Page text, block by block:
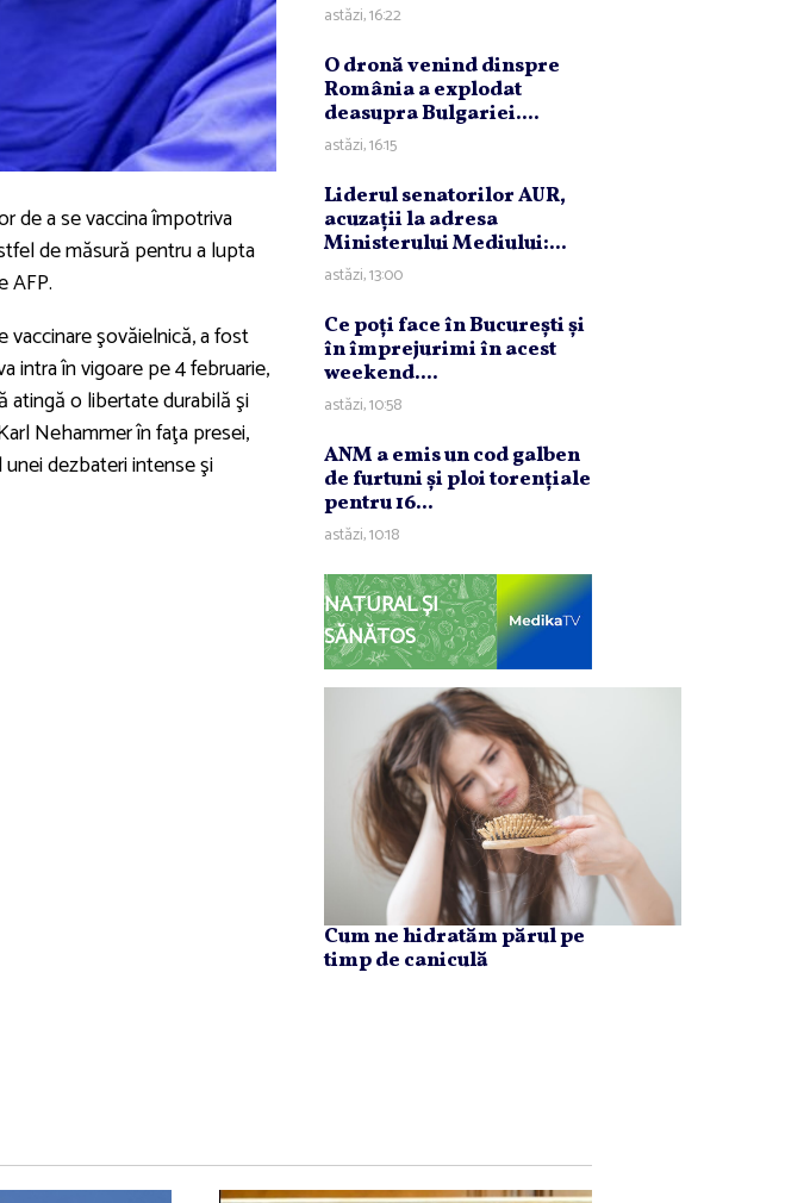
de a se vaccina împotriva
de măsură pentru a lupta
AFP.
şovăielnică, a fost
intra în vigoare pe 4 februarie,
atingă o libertate durabilă şi
Nehammer în faţa presei,
dezbateri intense şi
astăzi, 16:22
O dronă venind dinspre
România a explodat
deasupra Bulgariei....
astăzi, 16:15
Liderul senatorilor AUR,
acuzaţii la adresa
Ministerului Mediului:...
astăzi, 13:00
Ce poţi face în Bucureşti şi
în împrejurimi în acest
weekend....
astăzi, 10:58
ANM a emis un cod galben
de furtuni şi ploi torenţiale
pentru 16...
astăzi, 10:18
NATURAL ȘI
SĂNĂTOS
Cum ne hidratăm părul pe
timp de caniculă